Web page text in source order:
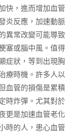
快，進而增加血管
炎反應，加速動脈
異常改變可能導致
塞或腦中風。值得
症狀，等到出現胸
療時機。許多人以
血管的損傷是累積
時炸彈。尤其對於
更是加速血管老化
時的人，患心血管